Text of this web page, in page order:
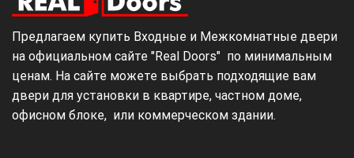
Предлагаем купить Входные и Межкомнатные двери
на официальном сайте "Real Doors" по минимальным
ценам. На сайте можете выбрать подходящие вам
двери для установки в квартире, частном доме,
офисном блоке, или коммерческом здании.